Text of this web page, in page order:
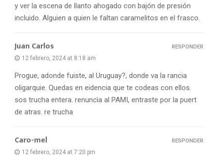
y ver la escena de llanto ahogado con bajón de presión
incluido. Alguien a quien le faltan caramelitos en el frasco.
Juan Carlos
12 febrero, 2024 at 8:18 am
Progue, adonde fuiste, al Uruguay?, donde va la rancia
oligarquie. Quedas en eidencia que te codeas con ellos.
sos trucha entera. renuncìa al PAMI, entraste por la puert
de atras. re trucha
RESPONDER
Caro-mel
12 febrero, 2024 at 7:20 pm
RESPONDER